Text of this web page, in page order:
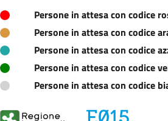
Persone in attesa con codice
Persone in attesa con codice
Persone in attesa con codice
Persone in attesa con codice
Persone in attesa con codice